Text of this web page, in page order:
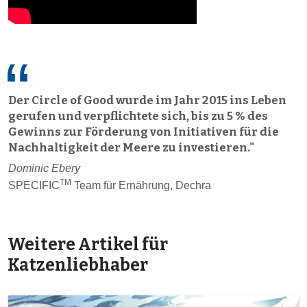
Der Circle of Good wurde im Jahr 2015 ins Leben
gerufen und verpflichtete sich, bis zu 5 % des
Gewinns zur Förderung von Initiativen für die
Nachhaltigkeit der Meere zu investieren."
Dominic Ebery
SPECIFICTM Team für Ernährung, Dechra
Weitere Artikel für
Katzenliebhaber